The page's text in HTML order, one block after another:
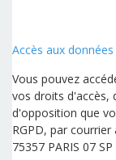
Accès aux données
Vous pouvez
vos droits d'accès,
d'opposition que
RGPD, par
75357 PARIS 07 SP